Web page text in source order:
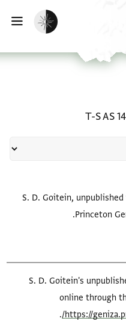
تفعيل الوضع المظلم
T-S AS
S. D. Goitein,
Princeton
S. D. Goitein's
online through
https://
.